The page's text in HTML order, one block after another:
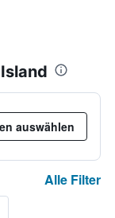
auswählen
Alle Filter